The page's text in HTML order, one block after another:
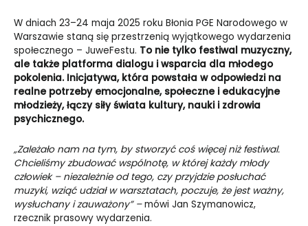
W dniach 23–24 maja 2025 roku Błonia PGE Narodowego w
Warszawie staną się przestrzenią wyjątkowego wydarzenia
społecznego – JuweFestu. To nie tylko festiwal muzyczny,
ale także platforma dialogu i wsparcia dla młodego
pokolenia. Inicjatywa, która powstała w odpowiedzi na
realne potrzeby emocjonalne, społeczne i edukacyjne
młodzieży, łączy siły świata kultury, nauki i zdrowia
psychicznego.
„Zależało nam na tym, by stworzyć coś więcej niż festiwal.
Chcieliśmy zbudować wspólnotę, w której każdy młody
człowiek – niezależnie od tego, czy przyjdzie posłuchać
muzyki, wziąć udział w warsztatach, poczuje, że jest ważny,
wysłuchany i zauważony” –mówi Jan Szymanowicz,
rzecznik prasowy wydarzenia.